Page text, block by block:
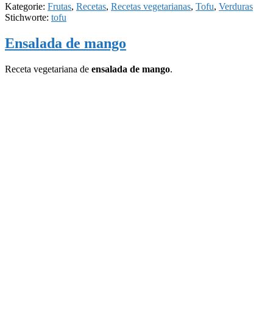
Kategorie: Frutas, Recetas, Recetas vegetarianas, Tofu, Verduras
Stichworte: tofu
Ensalada de mango
Receta vegetariana de ensalada de mango.